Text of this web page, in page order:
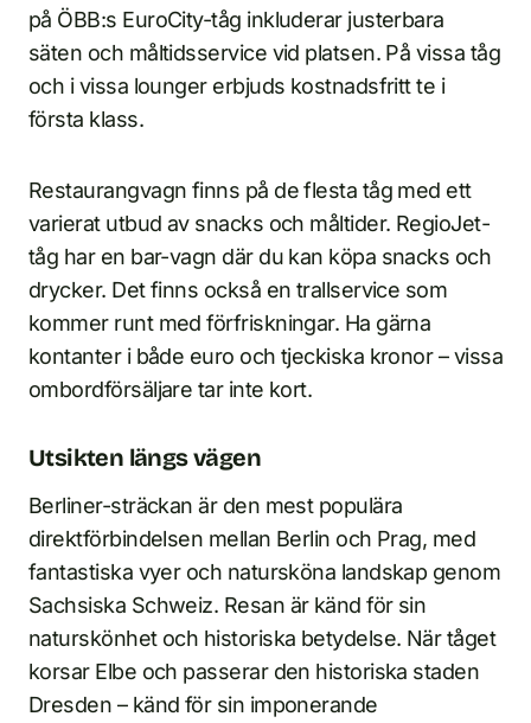
på ÖBB:s EuroCity-tåg inkluderar justerbara
säten och måltidsservice vid platsen. På vissa tåg
och i vissa lounger erbjuds kostnadsfritt te i
första klass.
Restaurangvagn finns på de flesta tåg med ett
varierat utbud av snacks och måltider. RegioJet-
tåg har en bar-vagn där du kan köpa snacks och
drycker. Det finns också en trallservice som
kommer runt med förfriskningar. Ha gärna
kontanter i både euro och tjeckiska kronor – vissa
ombordförsäljare tar inte kort.
Utsikten längs vägen
Berliner-sträckan är den mest populära
direktförbindelsen mellan Berlin och Prag, med
fantastiska vyer och natursköna landskap genom
Sachsiska Schweiz. Resan är känd för sin
naturskönhet och historiska betydelse. När tåget
korsar Elbe och passerar den historiska staden
Dresden – känd för sin imponerande